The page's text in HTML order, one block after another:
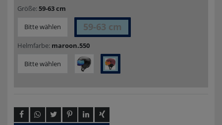
Größe:59-63 cm
Bitte wählen 59-63 cm
Helmfarbe: maroon.550
Bitte wählen